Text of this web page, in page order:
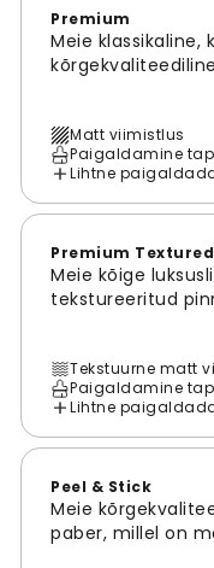
Premium
Meie klassikaline,
Matt viimistlus
Paigaldamine
Lihtne
Premium Textured
Meie kõige
tekstureeritud
Tekstuurne matt
Paigaldamine
Lihtne
Peel & Stick
Meie
paber, millel on